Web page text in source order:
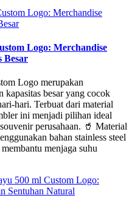
Logo: Merchandise
Besar
Logo merupakan
kapasitas besar yang cocok
hari. Terbuat dari material
ini menjadi pilihan ideal
perusahaan. 🥤 Material
bahan stainless steel
menjaga suhu